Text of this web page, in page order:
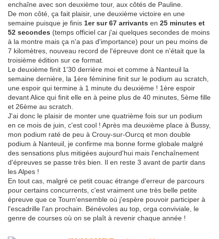
enchaîne avec son deuxième tour, aux côtés de Pauline.
De mon côté, ça fait plaisir, une deuxième victoire en une
semaine puisque je finis 1er sur 67 arrivants en 25 minutes et
52 secondes (temps officiel car j'ai quelques secondes de moins
à la montre mais ça n'a pas d'importance) pour un peu moins de
7 kilomètres, nouveau record de l'épreuve dont ce n'était que la
troisième édition sur ce format.
Le deuxième finit 1'30 derrière moi et comme à Nanteuil la
semaine dernière, la 1ère féminine finit sur le podium au scratch,
une espoir qui termine à 1 minute du deuxième ! 1ère espoir
devant Alice qui finit elle en à peine plus de 40 minutes, 5ème fille
et 26ème au scratch.
J'ai donc le plaisir de monter une quatrième fois sur un podium
en ce mois de juin, c'est cool ! Après ma deuxième place à Bussy,
mon podium raté de peu à Crouy-sur-Ourcq et mon double
podium à Nanteuil, je confirme ma bonne forme globale malgré
des sensations plus mitigées aujourd'hui mais l'enchaînement
d'épreuves se passe très bien. Il en reste 3 avant de partir dans
les Alpes !
En tout cas, malgré ce petit couac étrange d'erreur de parcours
pour certains concurrents, c'est vraiment une très belle petite
épreuve que ce Tourn'ensemble où j'espère pouvoir participer à
l'escadrille l'an prochain. Bénévoles au top, orga conviviale, le
genre de courses où on se plaît à revenir chaque année !